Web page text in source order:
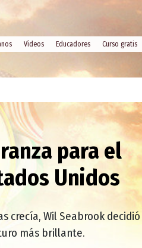
Vídeos Educadores Curso gratis
para el
Unidos
crecía, Wil Seabrook decidió
más brillante.